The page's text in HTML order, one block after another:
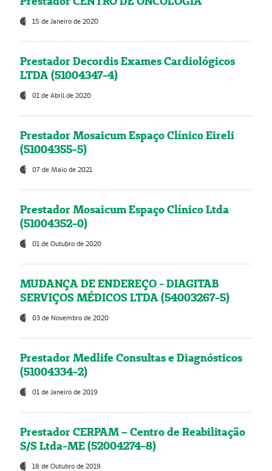
15 de Janeiro de 2020
Prestador Decordis Exames Cardiológicos
LTDA (51004347-4)
01 de Abril de 2020
Prestador Mosaicum Espaço Clínico Eireli
(51004355-5)
07 de Maio de 2021
Prestador Mosaicum Espaço Clínico Ltda
(51004352-0)
01 de Outubro de 2020
MUDANÇA DE ENDEREÇO - DIAGITAB
SERVIÇOS MÉDICOS LTDA (54003267-5)
03 de Novembro de 2020
Prestador Medlife Consultas e Diagnósticos
(51004334-2)
01 de Janeiro de 2019
Prestador CERPAM – Centro de Reabilitação
S/S Ltda-ME (52004274-8)
18 de Outubro de 2019